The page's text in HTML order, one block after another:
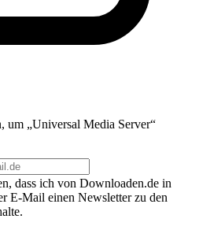
um „Universal Media Server“
dass ich von Downloaden.de in
E-Mail einen Newsletter zu den